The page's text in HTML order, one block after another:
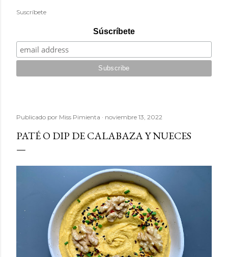
Suscríbete
Súscríbete
Publicado por Miss Pimienta noviembre 13, 2022
PATÉ O DIP DE CALABAZA Y NUECES